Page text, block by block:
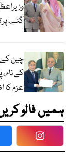
گئے،
چین
کے
عزم کا
ہمیں فالو